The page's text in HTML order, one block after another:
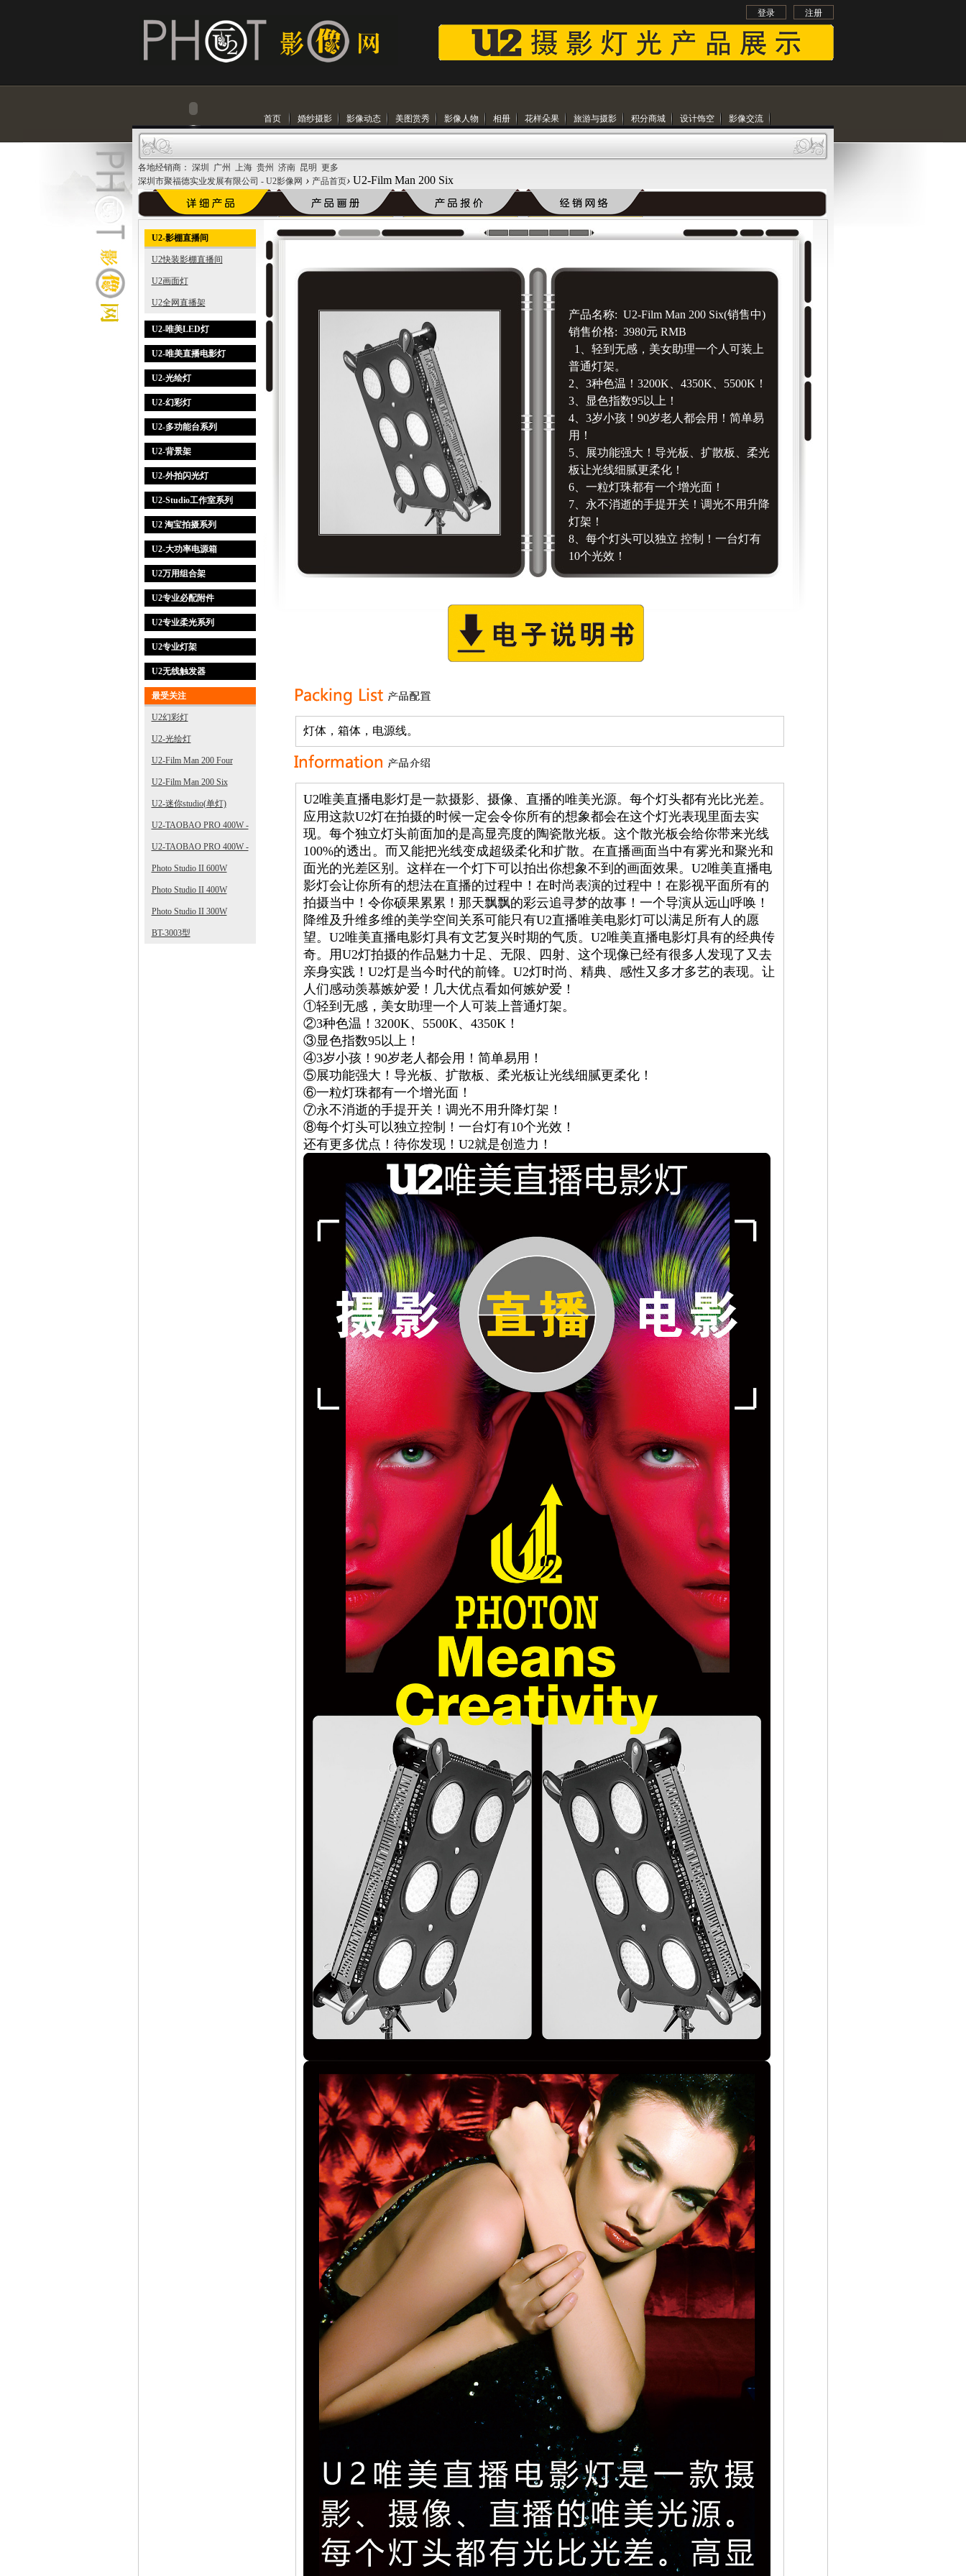
注册
登录
首页 婚纱摄影 影像动态 美图赏秀 影像人物 相册 花样朵果 旅游与摄影 积分商城 设计饰空 影像交流
各地经销商： 深圳 广州 上海 贵州 济南 昆明 更多
深圳市聚福德实业发展有限公司 - U2影像网 › 产品首页› U2-Film Man 200 Six
U2-影棚直播间
U2快装影棚直播间
U2画面灯
U2全网直播架
U2-唯美LED灯
U2-唯美直播电影灯
U2-光绘灯
U2-幻彩灯
U2-多功能台系列
U2-背景架
U2-外拍闪光灯
U2-Studio工作室系列
U2 淘宝拍摄系列
U2-大功率电源箱
U2万用组合架
U2专业必配附件
U2专业柔光系列
U2专业灯架
U2无线触发器
最受关注
U2幻彩灯
U2-光绘灯
U2-Film Man 200 Four
U2-Film Man 200 Six
U2-迷你studio(单灯)
U2-TAOBAO PRO 400W -
3
U2-TAOBAO PRO 400W -
2
Photo Studio II 600W
Photo Studio II 400W
Photo Studio II 300W
BT-3003型
产品名称: U2-Film Man 200 Six(销售中)
销售价格: 3980元 RMB
1、轻到无感，美女助理一个人可装上
普通灯架。
2、3种色温！3200K、4350K、5500K！
3、显色指数95以上！
4、3岁小孩！90岁老人都会用！简单易
用！
5、展功能强大！导光板、扩散板、柔光
板让光线细腻更柔化！
6、一粒灯珠都有一个增光面！
7、永不消逝的手提开关！调光不用升降
灯架！
8、每个灯头可以独立 控制！一台灯有
10个光效！
灯体，箱体，电源线。
U2唯美直播电影灯是一款摄影、摄像、直播的唯美光源。每个灯头都有光比光差。
应用这款U2灯在拍摄的时候一定会令你所有的想象都会在这个灯光表现里面去实
现。每个独立灯头前面加的是高显亮度的陶瓷散光板。这个散光板会给你带来光线
100%的透出。而又能把光线变成超级柔化和扩散。在直播画面当中有雾光和聚光和
面光的光差区别。这样在一个灯下可以拍出你想象不到的画面效果。U2唯美直播电
影灯会让你所有的想法在直播的过程中！在时尚表演的过程中！在影视平面所有的
拍摄当中！令你硕果累累！那天飘飘的彩云追寻梦的故事！一个导演从远山呼唤！
降维及升维多维的美学空间关系可能只有U2直播唯美电影灯可以满足所有人的愿
望。U2唯美直播电影灯具有文艺复兴时期的气质。U2唯美直播电影灯具有的经典传
奇。用U2灯拍摄的作品魅力十足、无限、四射、这个现像已经有很多人发现了又去
亲身实践！U2灯是当今时代的前锋。U2灯时尚、精典、感性又多才多艺的表现。让
人们感动羡慕嫉妒爱！几大优点看如何嫉妒爱！
①轻到无感，美女助理一个人可装上普通灯架。
②3种色温！3200K、5500K、4350K！
③显色指数95以上！
④3岁小孩！90岁老人都会用！简单易用！
⑤展功能强大！导光板、扩散板、柔光板让光线细腻更柔化！
⑥一粒灯珠都有一个增光面！
⑦永不消逝的手提开关！调光不用升降灯架！
⑧每个灯头可以独立控制！一台灯有10个光效！
还有更多优点！待你发现！U2就是创造力！